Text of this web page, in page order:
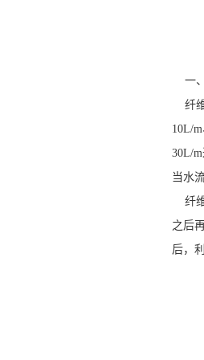
一、
纤维
10L/
30L/
当水
纤维
之后
后，